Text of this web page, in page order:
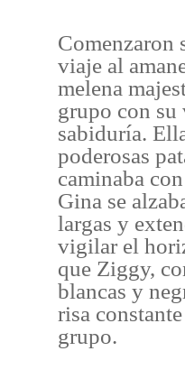
Comenzaron
viaje al
melena
grupo con su
sabiduría.
poderosas
caminaba
Gina se
largas y
vigilar el
que Ziggy,
blancas y
risa
grupo.